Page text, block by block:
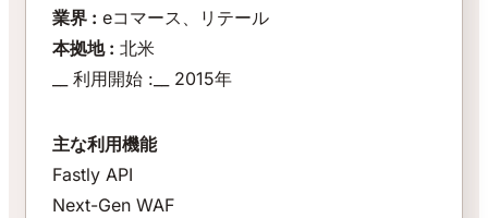
業界 : eコマース、リテール
本拠地 : 北米
__ 利用開始 :__ 2015年
主な利用機能
Fastly API
Next-Gen WAF